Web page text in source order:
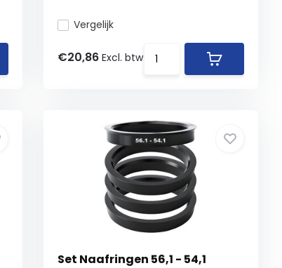
Vergelijk
€20,86Excl. btw
Set Naafringen 56,1 - 54,1